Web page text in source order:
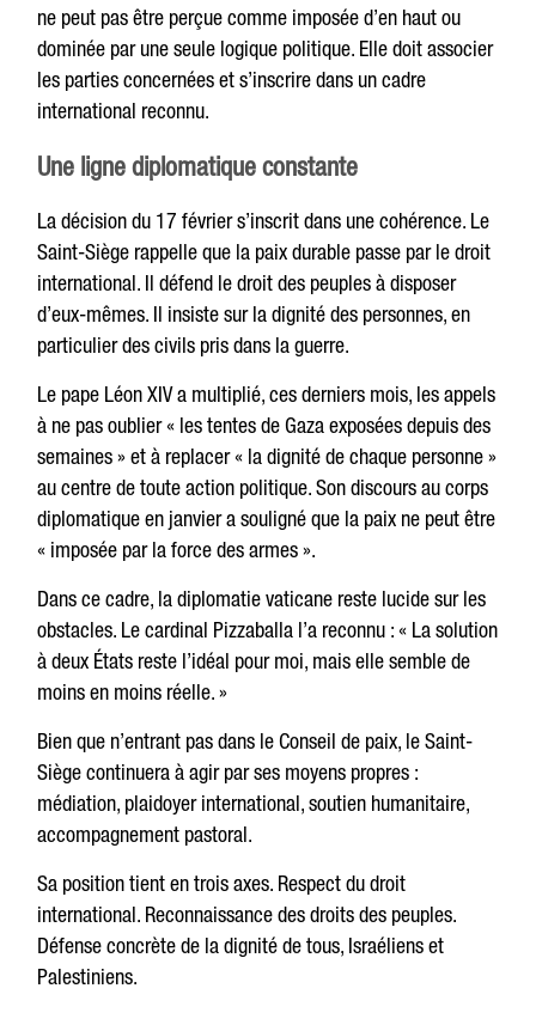
ne peut pas être perçue comme imposée d’en haut ou
dominée par une seule logique politique. Elle doit associer
les parties concernées et s’inscrire dans un cadre
international reconnu.
Une ligne diplomatique constante
La décision du 17 février s’inscrit dans une cohérence. Le
Saint-Siège rappelle que la paix durable passe par le droit
international. Il défend le droit des peuples à disposer
d’eux-mêmes. Il insiste sur la dignité des personnes, en
particulier des civils pris dans la guerre.
Le pape Léon XIV a multiplié, ces derniers mois, les appels
à ne pas oublier « les tentes de Gaza exposées depuis des
semaines » et à replacer « la dignité de chaque personne »
au centre de toute action politique. Son discours au corps
diplomatique en janvier a souligné que la paix ne peut être
« imposée par la force des armes ».
Dans ce cadre, la diplomatie vaticane reste lucide sur les
obstacles. Le cardinal Pizzaballa l’a reconnu : « La solution
à deux États reste l’idéal pour moi, mais elle semble de
moins en moins réelle. »
Bien que n’entrant pas dans le Conseil de paix, le Saint-
Siège continuera à agir par ses moyens propres :
médiation, plaidoyer international, soutien humanitaire,
accompagnement pastoral.
Sa position tient en trois axes. Respect du droit
international. Reconnaissance des droits des peuples.
Défense concrète de la dignité de tous, Israéliens et
Palestiniens.